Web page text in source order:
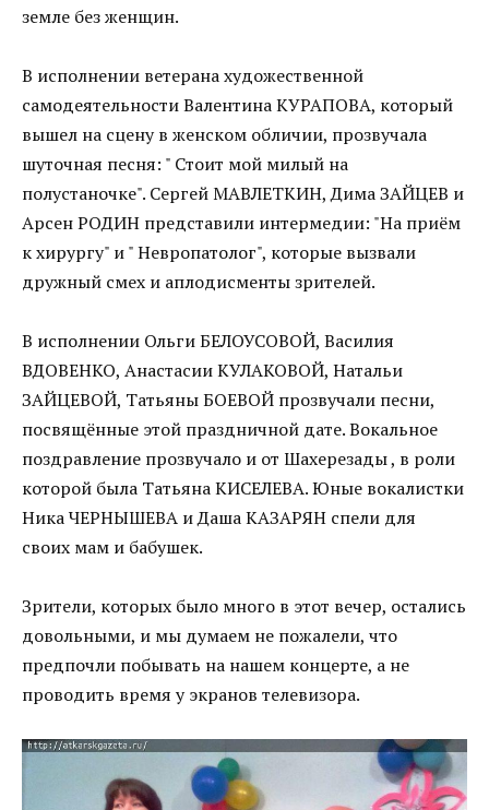
земле без женщин.
В исполнении ветерана художественной
самодеятельности Валентина КУРАПОВА, который
вышел на сцену в женском обличии, прозвучала
шуточная песня: " Стоит мой милый на
полустаночке". Сергей МАВЛЕТКИН, Дима ЗАЙЦЕВ и
Арсен РОДИН представили интермедии: "На приём
к хирургу" и " Невропатолог", которые вызвали
дружный смех и аплодисменты зрителей.
В исполнении Ольги БЕЛОУСОВОЙ, Василия
ВДОВЕНКО, Анастасии КУЛАКОВОЙ, Натальи
ЗАЙЦЕВОЙ, Татьяны БОЕВОЙ прозвучали песни,
посвящённые этой праздничной дате. Вокальное
поздравление прозвучало и от Шахерезады , в роли
которой была Татьяна КИСЕЛЕВА. Юные вокалистки
Ника ЧЕРНЫШЕВА и Даша КАЗАРЯН спели для
своих мам и бабушек.
Зрители, которых было много в этот вечер, остались
довольными, и мы думаем не пожалели, что
предпочли побывать на нашем концерте, а не
проводить время у экранов телевизора.